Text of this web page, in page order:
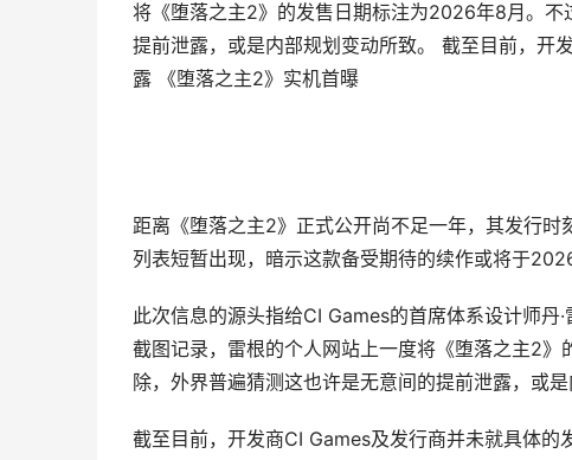
将《堕落之主2》的发售日期标注为2026年8月。
提前泄露，或是内部规划变动所致。 截至目前，开
露 《堕落之主2》实机首曝
距离《堕落之主2》正式公开尚不足一年，其发行
列表短暂出现，暗示这款备受期待的续作或将于
此次信息的源头指给CI Games的首席体系设计师
截图记录，雷根的个人网站上一度将《堕落之主2
除，外界普遍猜测这也许是无意间的提前泄露，或是
截至目前，开发商CI Games及发行商并未就具体